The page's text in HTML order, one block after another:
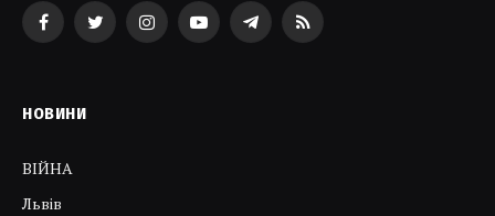
FacebookTwitterInstagramYouTubeTelegramRSS
НОВИНИ
ВІЙНА
Львів